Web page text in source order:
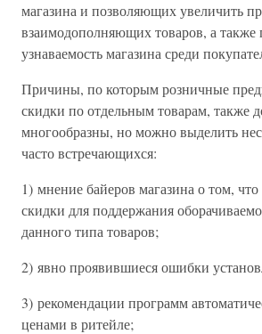
магазина и позволяющих увеличить
взаимодополняющих товаров, а также
узнаваемость магазина среди
Причины, по которым розничные
скидки по отдельным товарам, также
многообразны, но можно выделить
часто встречающихся:
1) мнение байеров магазина о том,
скидки для поддержания
данного типа товаров;
2) явно проявившиеся ошибки
3) рекомендации программ
ценами в ритейле;